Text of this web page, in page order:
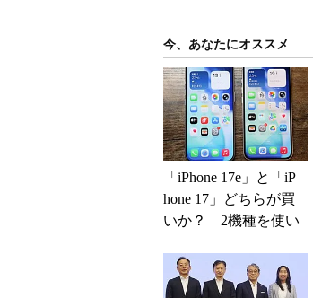
今、あなたにオススメ
「iPhone 17e」と「iP
hone 17」どちらが買
いか？ 2機種を使い
ッ...